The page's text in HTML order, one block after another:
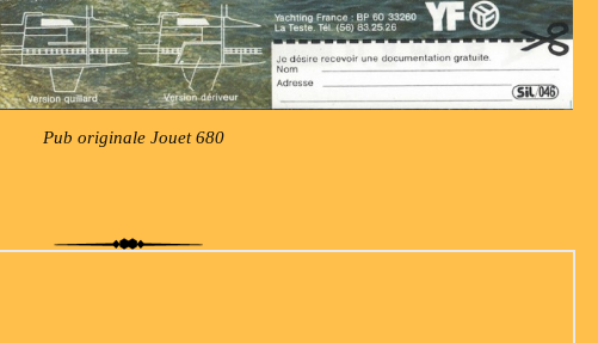
Pub originale Jouet 680